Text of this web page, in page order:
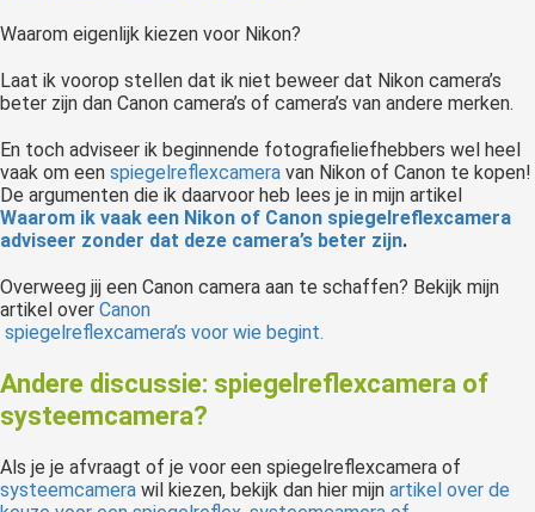
Waarom eigenlijk kiezen voor Nikon?
Laat ik voorop stellen dat ik niet beweer dat Nikon camera’s
beter zijn dan Canon camera’s of camera’s van andere merken.
En toch adviseer ik beginnende fotografieliefhebbers wel heel
vaak om een spiegelreflexcamera van Nikon of Canon te kopen!
De argumenten die ik daarvoor heb lees je in mijn artikel
Waarom ik vaak een Nikon of Canon spiegelreflexcamera
adviseer zonder dat deze camera’s beter zijn.
Overweeg jij een Canon camera aan te schaffen? Bekijk mijn
artikel over Canon
spiegelreflexcamera’s voor wie begint.
Andere discussie: spiegelreflexcamera of
systeemcamera?
Als je je afvraagt of je voor een spiegelreflexcamera of
systeemcamera wil kiezen, bekijk dan hier mijn artikel over de